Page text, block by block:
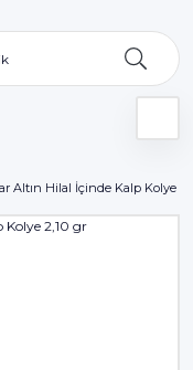
Altın Hilal İçinde Kalp Kolye